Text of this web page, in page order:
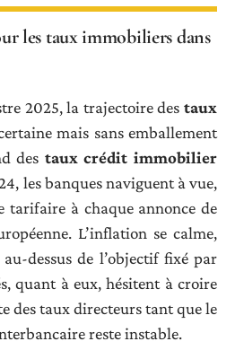
les taux immobiliers dans
2025, la trajectoire des taux
mais sans emballement
des taux crédit immobilier
les banques naviguent à vue,
à chaque annonce de
L’inflation se calme,
dessus de l’objectif fixé par
quant à eux, hésitent à croire
des taux directeurs tant que le
reste instable.